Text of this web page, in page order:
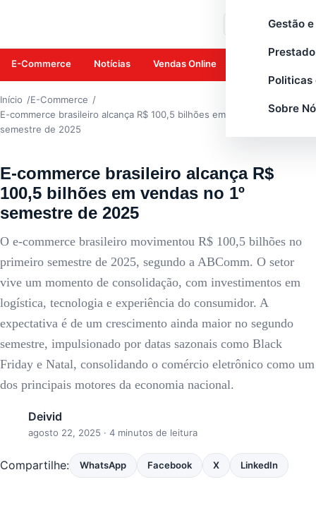
Gestão
Politicas
Sobre
E-Commerce Notícias Vendas Online
Início
E-Commerce
E-commerce brasileiro alcança R$ 100,5 bilhões em vendas no 1º
semestre de 2025
E-commerce brasileiro alcança R$
100,5 bilhões em vendas no 1º
semestre de 2025
O e-commerce brasileiro movimentou R$ 100,5 bilhões no
primeiro semestre de 2025, segundo a ABComm. O setor
vive um momento de consolidação, com investimentos em
logística, tecnologia e experiência do consumidor. A
expectativa é de um crescimento ainda maior no segundo
semestre, impulsionado por datas sazonais como Black
Friday e Natal, consolidando o comércio eletrônico como um
dos principais motores da economia nacional.
Deivid
agosto 22, 2025 · 4 minutos de leitura
Compartilhe: WhatsApp Facebook X LinkedIn